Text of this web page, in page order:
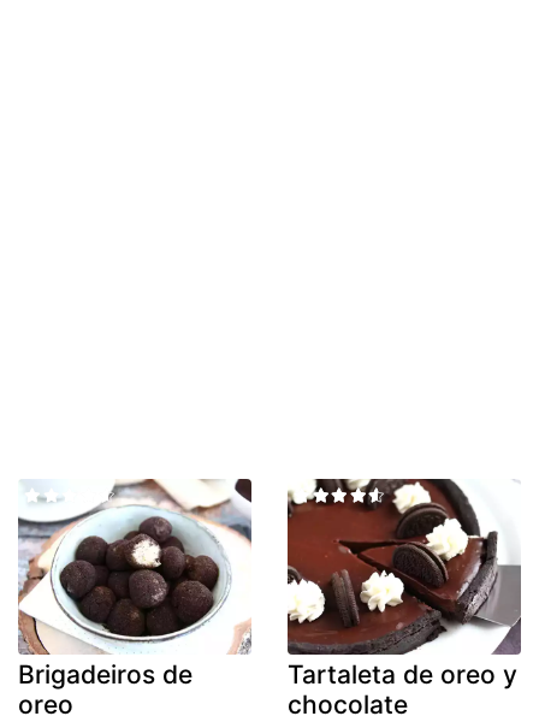
Brigadeiros de
oreo
Tartaleta de oreo y
chocolate